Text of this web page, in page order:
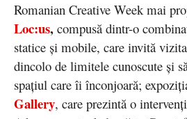
Romanian Creative Week mai
Loc:us, compusă dintr-o
statice și mobile, care invită
dincolo de limitele cunoscute și
spațiul care îi înconjoară;
Gallery, care prezintă o